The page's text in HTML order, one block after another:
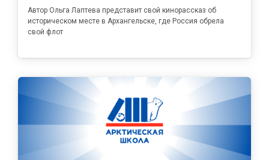
Автор Ольга Лаптева представит свой кинорассказ об
историческом месте в Архангельске, где Россия обрела
свой флот